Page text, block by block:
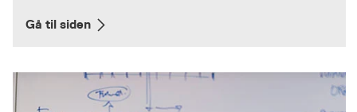
Gå til siden